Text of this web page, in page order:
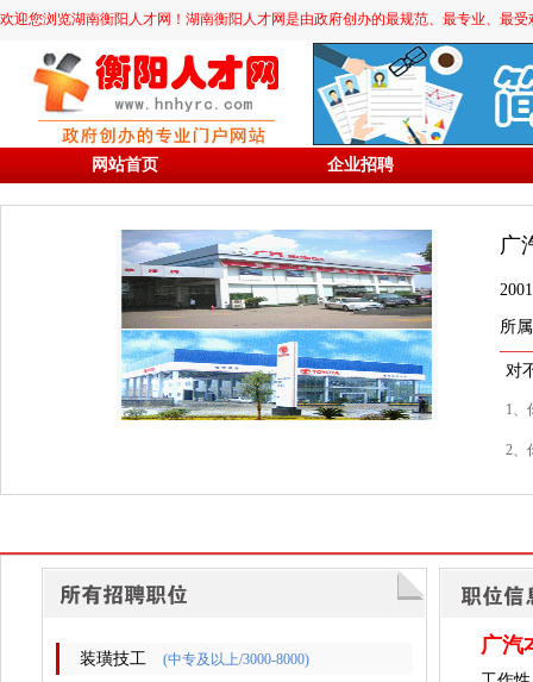
欢迎您浏览湖南衡阳人才网！湖南衡阳人才网是由政府创办的最规范、最专业、最
网站首页 企业招聘
广
所
对
1、
2、
装璜技工 (中专及以上/3000-8000)
广汽